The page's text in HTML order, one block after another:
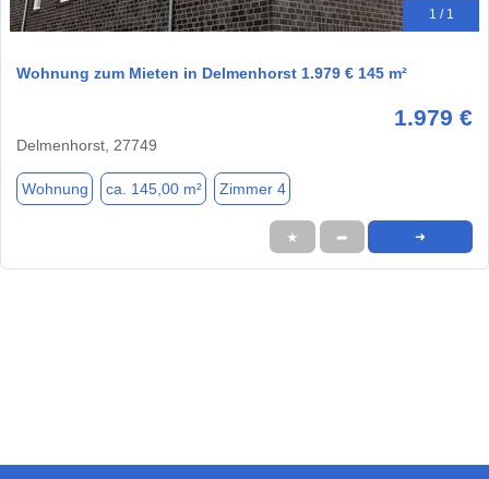
1 / 1
Wohnung zum Mieten in Delmenhorst 1.979 € 145 m²
1.979 €
Delmenhorst, 27749
Wohnung ca. 145,00 m² Zimmer 4
★ ➦ ➜